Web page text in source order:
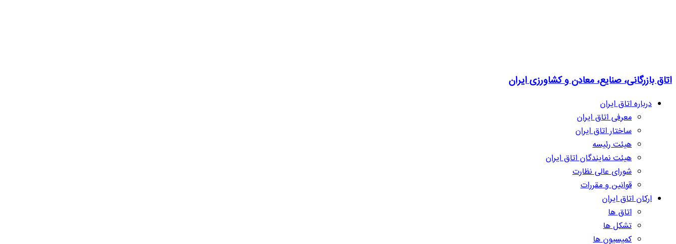
اتاق بازرگانی، صنایع، معادن و کشاورزی ایران
درباره اتاق ایران
معرفی اتاق ایران
ساختار اتاق ایران
هیئت رئیسه
هیئت نمایندگان اتاق ایران
شورای عالی نظارت
قوانین و مقررات
ارکان اتاق ایران
اتاق ها
تشکل ها
کمیسیون ها